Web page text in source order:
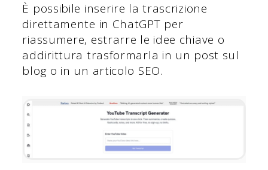
È possibile inserire la trascrizione
direttamente in ChatGPT per
riassumere, estrarre le idee chiave o
addirittura trasformarla in un post sul
blog o in un articolo SEO.